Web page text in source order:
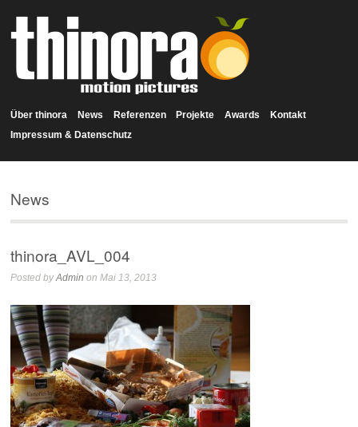
Über thinora News Referenzen Projekte Awards
Kontakt
Impressum & Datenschutz
News
thinora_AVL_004
Posted byAdmin on Mai 13, 2013